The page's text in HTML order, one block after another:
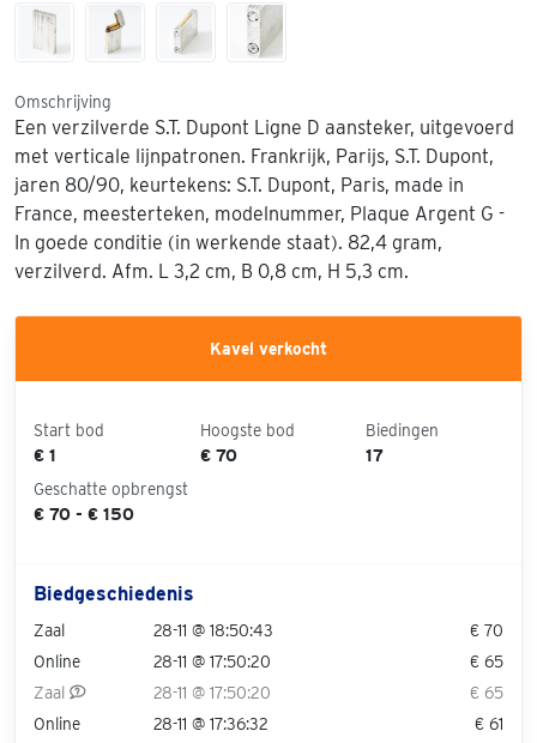
Omschrijving
Een verzilverde S.T. Dupont Ligne D aansteker, uitgevoerd
met verticale lijnpatronen. Frankrijk, Parijs, S.T. Dupont,
jaren 80/90, keurtekens: S.T. Dupont, Paris, made in
France, meesterteken, modelnummer, Plaque Argent G -
In goede conditie (in werkende staat). 82,4 gram,
verzilverd. Afm. L 3,2 cm, B 0,8 cm, H 5,3 cm.
Kavel verkocht
Start bod
€ 1
Hoogste bod
€ 70
Biedingen
17
Geschatte opbrengst
€ 70 - € 150
Biedgeschiedenis
Zaal 28-11 @ 18:50:43
€ 70
Online
28-11 @ 17:50:20
€ 65
Zaal
28-11 @ 17:50:20
€ 65
Online
28-11 @ 17:36:32
€ 61